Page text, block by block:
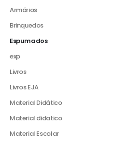
Armários
Brinquedos
Espumados
exp
Livros
Livros EJA
Material Didático
Material didatico
Material Escolar